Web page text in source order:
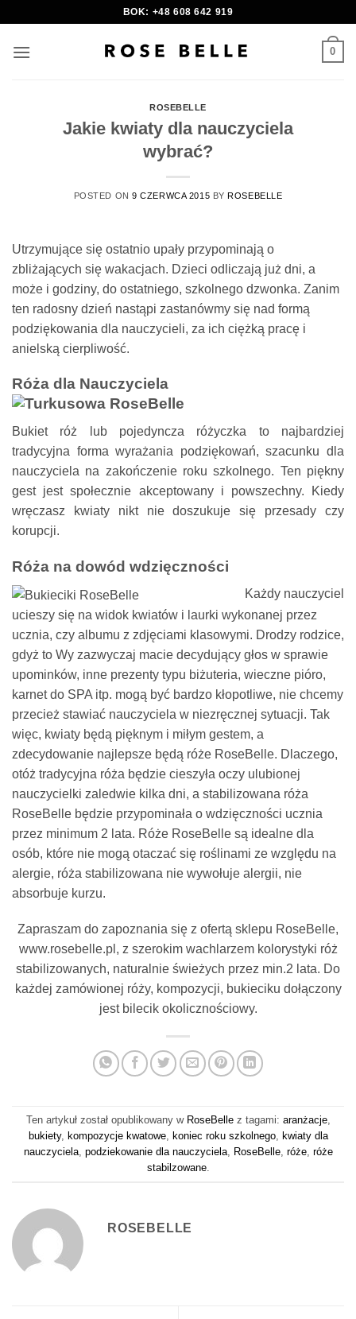
content
BOK: +48 608 642 919
0
ROSEBELLE
Jakie kwiaty dla nauczyciela
wybrać?
POSTED ON9 CZERWCA 2015 BYROSEBELLE
Utrzymujące się ostatnio upały przypominają o
zbliżających się wakacjach. Dzieci odliczają już dni, a
może i godziny, do ostatniego, szkolnego dzwonka. Zanim
ten radosny dzień nastąpi zastanówmy się nad formą
podziękowania dla nauczycieli, za ich ciężką pracę i
anielską cierpliwość.
Róża dla Nauczyciela
Bukiet róż lub pojedyncza różyczka to najbardziej
tradycyjna forma wyrażania podziękowań, szacunku dla
nauczyciela na zakończenie roku szkolnego. Ten piękny
gest jest społecznie akceptowany i powszechny. Kiedy
wręczasz kwiaty nikt nie doszukuje się przesady czy
korupcji.
Róża na dowód wdzięczności
Każdy nauczyciel
ucieszy się na widok kwiatów i laurki wykonanej przez
ucznia, czy albumu z zdjęciami klasowymi. Drodzy rodzice,
gdyż to Wy zazwyczaj macie decydujący głos w sprawie
upominków, inne prezenty typu biżuteria, wieczne pióro,
karnet do SPA itp. mogą być bardzo kłopotliwe, nie chcemy
przecież stawiać nauczyciela w niezręcznej sytuacji. Tak
więc, kwiaty będą pięknym i miłym gestem, a
zdecydowanie najlepsze będą róże RoseBelle. Dlaczego,
otóż tradycyjna róża będzie cieszyła oczy ulubionej
nauczycielki zaledwie kilka dni, a stabilizowana róża
RoseBelle będzie przypominała o wdzięczności ucznia
przez minimum 2 lata. Róże RoseBelle są idealne dla
osób, które nie mogą otaczać się roślinami ze względu na
alergie, róża stabilizowana nie wywołuje alergii, nie
absorbuje kurzu.
Zapraszam do zapoznania się z ofertą sklepu RoseBelle,
www.rosebelle.pl, z szerokim wachlarzem kolorystyki róż
stabilizowanych, naturalnie świeżych przez min.2 lata. Do
każdej zamówionej róży, kompozycji, bukieciku dołączony
jest bilecik okolicznościowy.
Ten artykuł został opublikowany w RoseBellez tagami: aranżacje,
bukiety, kompozycje kwatowe, koniec roku szkolnego, kwiaty dla
nauczyciela, podziekowanie dla nauczyciela, RoseBelle, róże, róże
stabilzowane.
ROSEBELLE